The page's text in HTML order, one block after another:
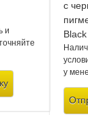
и
у